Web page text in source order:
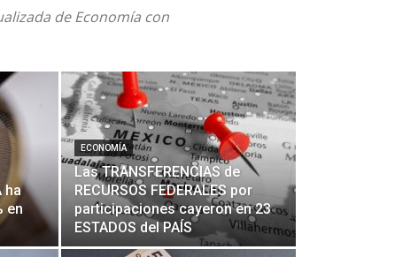
de Economía con
ha
en
ECONOMÍA
Las TRANSFERENCIAS de
RECURSOS FEDERALES por
participaciones cayeron en 23
ESTADOS del PAÍS